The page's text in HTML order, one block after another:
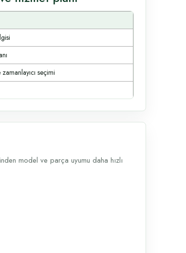
seçimi
model ve parça uyumu daha hızlı